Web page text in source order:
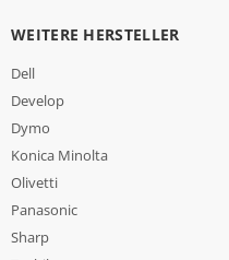
WEITERE HERSTELLER
Dell
Develop
Dymo
Konica Minolta
Olivetti
Panasonic
Sharp